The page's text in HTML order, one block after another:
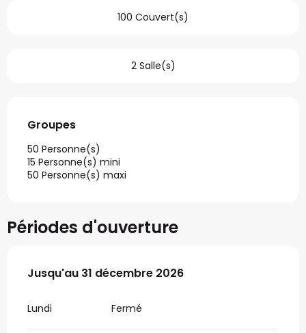
100 Couvert(s)
2 Salle(s)
Groupes
Groupes
50 Personne(s)
15 Personne(s) mini
50 Personne(s) maxi
Périodes d'ouverture
Du31 mars 2026au31 décembre 2026
Jusqu'au 31 décembre 2026
Lundi Fermé